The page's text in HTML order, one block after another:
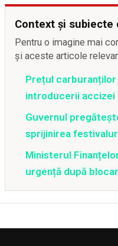
Context și subiecte
Pentru o imagine mai
și aceste articole
Prețul
introducerii accizei
Guvernul
sprijinirea
Ministerul
urgență după